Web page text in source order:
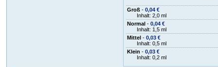
Groß- 0,04 €
Inhalt: 2,0 ml
Normal- 0,04 €
Inhalt: 1,5 ml
Mittel- 0,03 €
Inhalt: 0,5 ml
Klein - 0,03 €
Inhalt: 0,2 ml